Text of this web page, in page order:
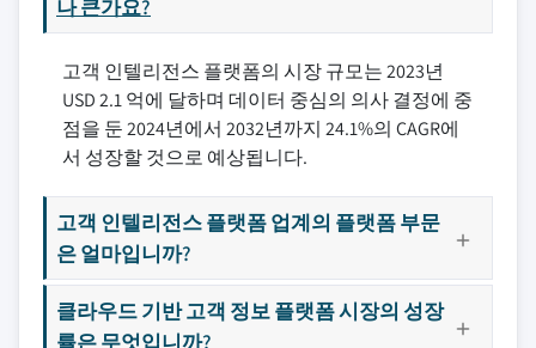
나 큰가요?
고객 인텔리전스 플랫폼의 시장 규모는 2023년
USD 2.1 억에 달하며 데이터 중심의 의사 결정에 중
점을 둔 2024년에서 2032년까지 24.1%의 CAGR에
서 성장할 것으로 예상됩니다.
고객 인텔리전스 플랫폼 업계의 플랫폼 부문
은 얼마입니까?
클라우드 기반 고객 정보 플랫폼 시장의 성장
률은 무엇입니까?